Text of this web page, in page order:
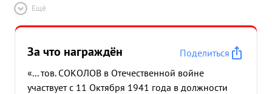
Ещё
За что награждён
Поделиться
«... тов. СОКОЛОВ в Отечественной войне
участвует с 11 Октября 1941 года в должности